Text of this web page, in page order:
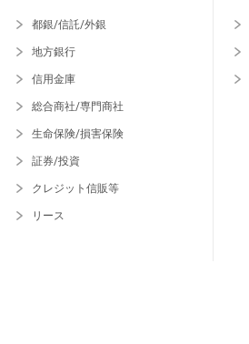
都銀/信託/外銀
地方銀行
信用金庫
総合商社/専門商社
生命保険/損害保険
証券/投資
クレジット信販等
リース